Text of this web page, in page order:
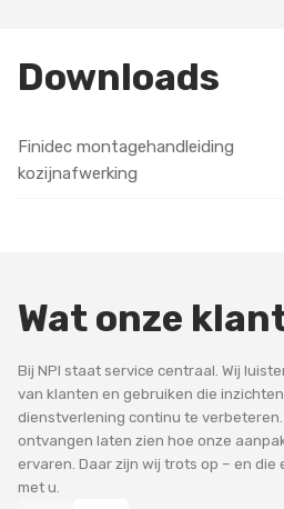
Downloads
Finidec montagehandleiding
kozijnafwerking
Wat onze
Bij NPI staat service centraal. Wij
van klanten en gebruiken die
dienstverlening continu te
ontvangen laten zien hoe onze
ervaren. Daar zijn wij trots op – en die
met u.